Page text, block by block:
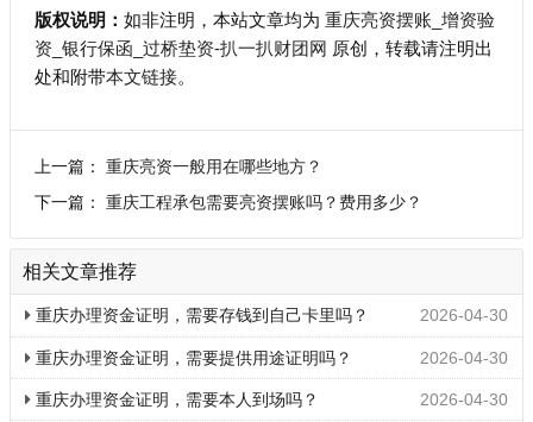
版权说明： 如非注明，本站文章均为 重庆亮资摆账_增资验
资_银行保函_过桥垫资-扒一扒财团网 原创，转载请注明出
处和附带本文链接。
上一篇： 重庆亮资一般用在哪些地方？
下一篇： 重庆工程承包需要亮资摆账吗？费用多少？
相关文章推荐
2026-04-30
重庆办理资金证明，需要存钱到自己卡里吗？
2026-04-30
重庆办理资金证明，需要提供用途证明吗？
2026-04-30
重庆办理资金证明，需要本人到场吗？